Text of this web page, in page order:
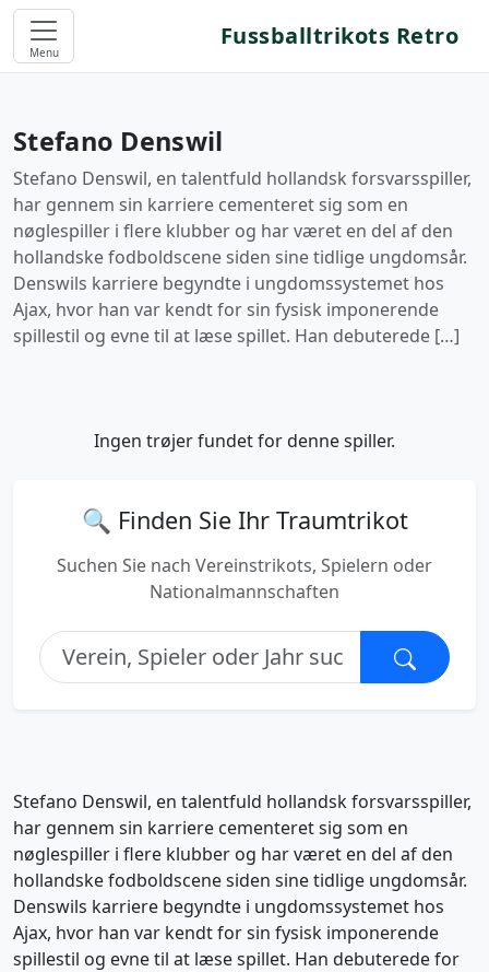
Menu
Fussballtrikots Retro
Stefano Denswil
Stefano Denswil, en talentfuld hollandsk forsvarsspiller,
har gennem sin karriere cementeret sig som en
nøglespiller i flere klubber og har været en del af den
hollandske fodboldscene siden sine tidlige ungdomsår.
Denswils karriere begyndte i ungdomssystemet hos
Ajax, hvor han var kendt for sin fysisk imponerende
spillestil og evne til at læse spillet. Han debuterede […]
Ingen trøjer fundet for denne spiller.
🔍 Finden Sie Ihr Traumtrikot
Suchen Sie nach Vereinstrikots, Spielern oder
Nationalmannschaften
Stefano Denswil, en talentfuld hollandsk forsvarsspiller,
har gennem sin karriere cementeret sig som en
nøglespiller i flere klubber og har været en del af den
hollandske fodboldscene siden sine tidlige ungdomsår.
Denswils karriere begyndte i ungdomssystemet hos
Ajax, hvor han var kendt for sin fysisk imponerende
spillestil og evne til at læse spillet. Han debuterede for